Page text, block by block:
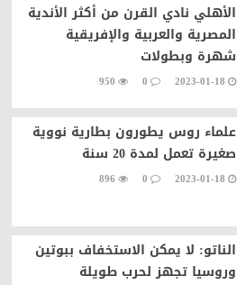
الأهلي نادي القرن من أكثر الأندية
المصرية والعربية والإفريقية
شهرة وبطولات
2023-01-18
0
950
علماء روس يطورون بطارية نووية
صغيرة تعمل لمدة 20 سنة
2023-01-18
0
896
الناتو: لا يمكن الاستخفاف ببوتين
وروسيا تجهز لحرب طويلة